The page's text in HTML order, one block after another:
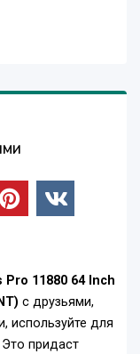
Pro 11880 64 Inch
с друзьями,
используйте для
придаст